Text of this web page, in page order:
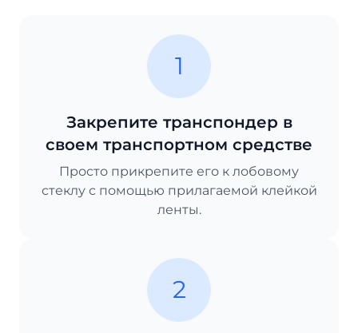
1
Закрепите транспондер в
своем транспортном средстве
Просто прикрепите его к лобовому
стеклу с помощью прилагаемой клейкой
ленты.
2